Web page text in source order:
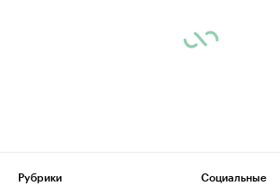
Рубрики
Социальные